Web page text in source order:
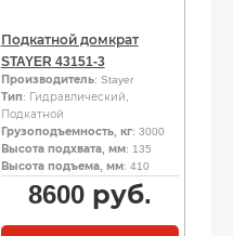
Подкатной домкрат
STAYER 43151-3
Производитель: Stayer
Тип: Гидравлический,
Подкатной
Грузоподъемность, кг: 3000
Высота подхвата, мм: 135
Высота подъема, мм: 410
8600руб.